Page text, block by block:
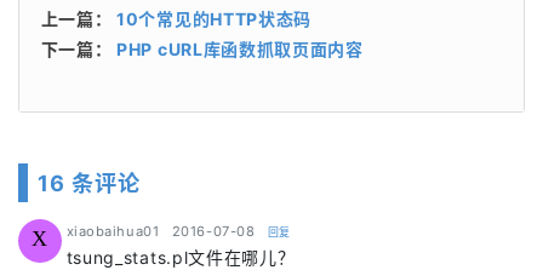
上一篇： 10个常见的HTTP状态码
下一篇： PHP cURL库函数抓取页面内容
16 条评论
X xiaobaihua01 says:
2016-07-08 回复
tsung_stats.pl文件在哪儿？